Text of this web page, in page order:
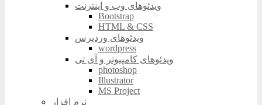
ویدئوهای وب و اینترنت
Bootstrap
HTML & CSS
ویدئوهای وردپرس
wordpress
ویدئوهای کامپیوتر و آی تی
photoshop
Illustrator
MS Project
نرم افزار